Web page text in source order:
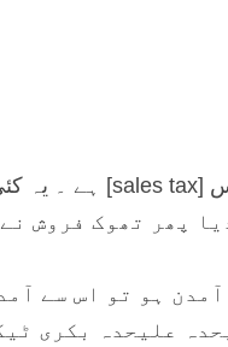
پھر تھوک فروش
ہو تو اس سے
علیحدہ بکری